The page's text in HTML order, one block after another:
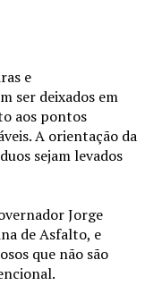
e
ser deixados em
aos pontos
A orientação da
sejam levados
Jorge
de Asfalto, e
que não são